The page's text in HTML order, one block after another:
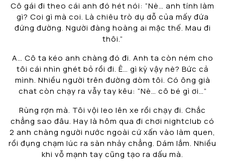
Cô gái đi theo cái anh đó hét nói: “Nè… anh tính làm
gì? Coi gì mà coi. Là chiêu trò dụ dỗ của mấy đứa
đứng đường. Người đàng hoàng ai mặc thế. Mau đi
thôi.”
A… Cô ta kéo anh chàng đó đi. Anh ta còn ném cho
tôi cái nhìn ghét bỏ rồi đi. Ê… gì kỳ vậy nè? Bức cả
mình. Nhiều người trên đường dòm tôi. Có ông già
chat còn chạy ra vẫy tay kêu: “Nè… cô bé gì ơi…”
Rùng rợn mà. Tôi vội leo lên xe rồi chạy đi. Chắc
chẳng sao đâu. Hay là hôm qua đi chơi nightclub có
2 anh chàng người nước ngoài cứ xấn vào làm quen,
rồi đụng chạm lúc ra sàn nhảy chẳng. Dám lắm. Nhiều
khi vỗ mạnh tay cũng tạo ra dấu mà.